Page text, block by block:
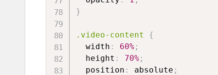
}
.video-content
{
width : 60%;
height : 70%;
position : absolute ;